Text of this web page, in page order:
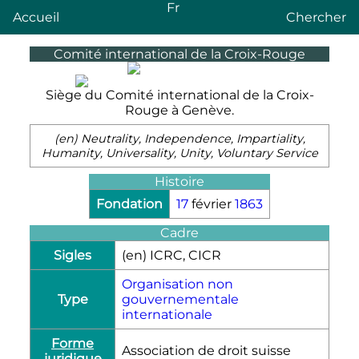
Accueil
Fr
Chercher
Comité international de la Croix-Rouge
Siège du Comité international de la Croix-
Rouge à Genève.
(en) Neutrality, Independence, Impartiality,
Humanity, Universality, Unity, Voluntary Service
Histoire
Fondation
17 février 1863
Cadre
Sigles
(en) ICRC, CICR
Type
Organisation non
gouvernementale
internationale
Forme
Association de droit suisse